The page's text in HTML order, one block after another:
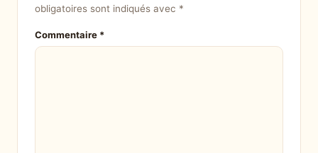
obligatoires sont indiqués avec *
Commentaire *